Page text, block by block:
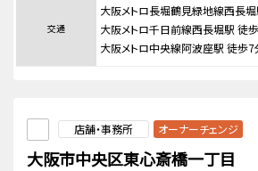
交通
大阪メトロ長堀鶴見緑地線西長
大阪メトロ千日前線西長堀駅 徒
大阪メトロ中央線阿波座駅 徒歩7
店舗・事務所 オーナーチェンジ
大阪市中央区東心斎橋一丁目